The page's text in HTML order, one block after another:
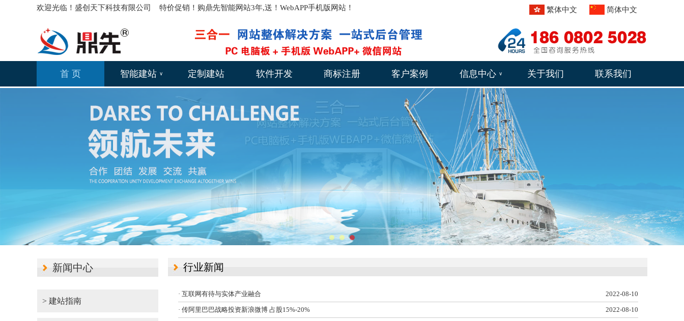
繁体中文 简体中文
欢迎光临！盛创天下科技有限公司 特价促销！购鼎先智能网站3年,送！WebAPP手机版网站！
首 页 智能建站 ∨ 定制建站 软件开发 商标注册 客户案例 信息中心 ∨ 关于我们 联系我们
新闻中心
> 建站指南
行业新闻
· 互联网有待与实体产业融合 2022-08-10
· 传阿里巴巴战略投资新浪微博 占股15%-20% 2022-08-10